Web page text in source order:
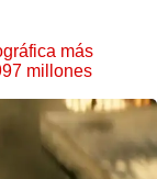
más
millones